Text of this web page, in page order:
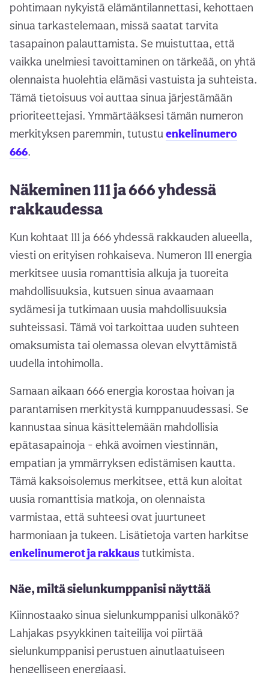
pohtimaan nykyistä elämäntilannettasi, kehottaen
sinua tarkastelemaan, missä saatat tarvita
tasapainon palauttamista. Se muistuttaa, että
vaikka unelmiesi tavoittaminen on tärkeää, on yhtä
olennaista huolehtia elämäsi vastuista ja suhteista.
Tämä tietoisuus voi auttaa sinua järjestämään
prioriteettejasi. Ymmärtääksesi tämän numeron
merkityksen paremmin, tutustu enkelinumero
666.
Näkeminen 111 ja 666 yhdessä
rakkaudessa
Kun kohtaat 111 ja 666 yhdessä rakkauden alueella,
viesti on erityisen rohkaiseva. Numeron 111 energia
merkitsee uusia romanttisia alkuja ja tuoreita
mahdollisuuksia, kutsuen sinua avaamaan
sydämesi ja tutkimaan uusia mahdollisuuksia
suhteissasi. Tämä voi tarkoittaa uuden suhteen
omaksumista tai olemassa olevan elvyttämistä
uudella intohimolla.
Samaan aikaan 666 energia korostaa hoivan ja
parantamisen merkitystä kumppanuudessasi. Se
kannustaa sinua käsittelemään mahdollisia
epätasapainoja - ehkä avoimen viestinnän,
empatian ja ymmärryksen edistämisen kautta.
Tämä kaksoisolemus merkitsee, että kun aloitat
uusia romanttisia matkoja, on olennaista
varmistaa, että suhteesi ovat juurtuneet
harmoniaan ja tukeen. Lisätietoja varten harkitse
enkelinumerot ja rakkaustutkimista.
Näe, miltä sielunkumppanisi näyttää
Kiinnostaako sinua sielunkumppanisi ulkonäkö?
Lahjakas psyykkinen taiteilija voi piirtää
sielunkumppanisi perustuen ainutlaatuiseen
hengelliseen energiaasi.